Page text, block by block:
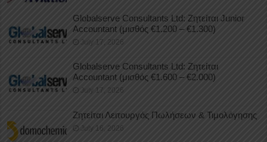
Globalserve Consultants Ltd: Ζητείται Junior
Accountant (μισθός €1.200 – €1.300)
July 17, 2026
Globalserve Consultants Ltd: Ζητείται
Accountant (μισθός €1.600 – €2.000)
July 17, 2026
Ζητείται Λειτουργός Πωλήσεων & Τιμολόγησης
July 16, 2026